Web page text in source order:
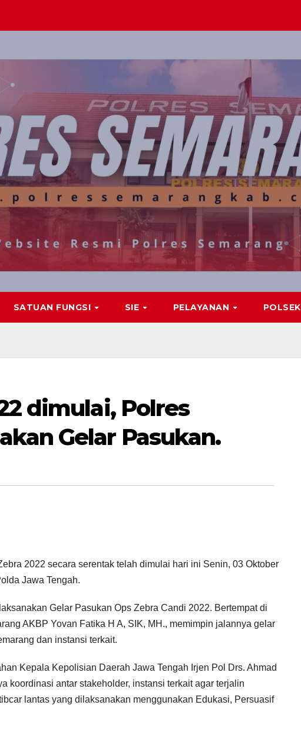
SATUAN FUNGSI SIE PELAYANAN POLSEK
dimulai, Polres
Gelar Pasukan.
2022 secara serentak telah dimulai hari ini Senin, 03 Oktober
Jawa Tengah.
Gelar Pasukan Ops Zebra Candi 2022. Bertempat di
AKBP Yovan Fatika H A, SIK, MH., memimpin jalannya gelar
dan instansi terkait.
Kepala Kepolisian Daerah Jawa Tengah Irjen Pol Drs. Ahmad
koordinasi antar stakeholder, instansi terkait agar terjalin
lantas yang dilaksanakan menggunakan Edukasi, Persuasif